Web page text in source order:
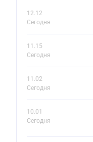
12.12
Сегодня
11.15
Сегодня
11.02
Сегодня
10.01
Сегодня